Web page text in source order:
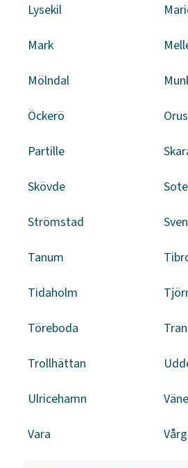
Lysekil
Mark
Mölndal
Öckerö
Partille
Skövde
Strömstad
Tanum
Tidaholm
Töreboda
Trollhättan
Ulricehamn
Vara